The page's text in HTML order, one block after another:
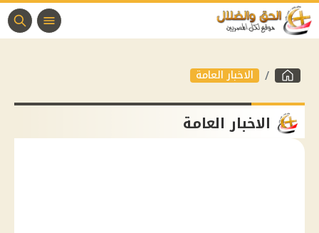
الاخبار العامة
الاخبار العامة